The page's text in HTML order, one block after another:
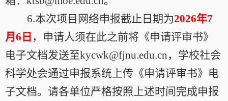
6.本次项目网络申报截止日期为2026年7
月 6 日 ，申请人须在此之前将《申请评审书》
电子文档发送至kycwk@fjnu.edu.cn ，学校社会
科学处会通过申报系统上传《申请评审书》电
子文档。请各单位严格按照上述时间完成申报